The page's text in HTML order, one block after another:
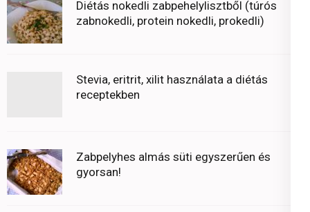
Diétás nokedli zabpehelylisztből (túrós
zabnokedli, protein nokedli, prokedli)
Stevia, eritrit, xilit használata a diétás
receptekben
Zabpelyhes almás süti egyszerűen és
gyorsan!